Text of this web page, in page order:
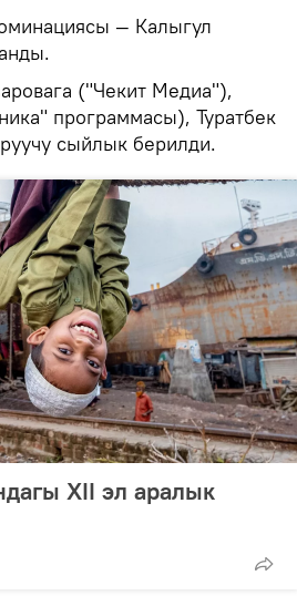
— Калыгул
("Чекит Медиа"),
программасы), Туратбек
сыйлык берилди.
XII эл аралык